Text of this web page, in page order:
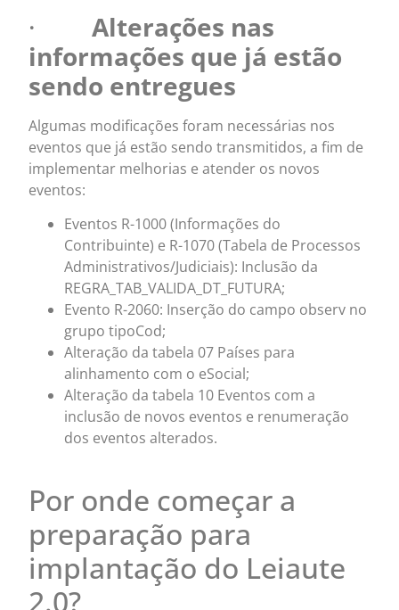
·Alterações nas
informações que já estão
sendo entregues
Algumas modificações foram necessárias nos
eventos que já estão sendo transmitidos, a fim de
implementar melhorias e atender os novos
eventos:
Eventos R-1000 (Informações do
Contribuinte) e R-1070 (Tabela de Processos
Administrativos/Judiciais): Inclusão da
REGRA_TAB_VALIDA_DT_FUTURA;
Evento R-2060: Inserção do campo observ no
grupo tipoCod;
Alteração da tabela 07 Países para
alinhamento com o eSocial;
Alteração da tabela 10 Eventos com a
inclusão de novos eventos e renumeração
dos eventos alterados.
Por onde começar a
preparação para
implantação do Leiaute
2.0?